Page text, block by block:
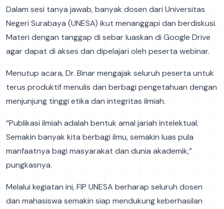
Dalam sesi tanya jawab, banyak dosen dari Universitas
Negeri Surabaya (UNESA) ikut menanggapi dan berdiskusi.
Materi dengan tanggap di sebar luaskan di Google Drive
agar dapat di akses dan dipelajari oleh peserta webinar.
Menutup acara, Dr. Binar mengajak seluruh peserta untuk
terus produktif menulis dan berbagi pengetahuan dengan
menjunjung tinggi etika dan integritas ilmiah.
“Publikasi ilmiah adalah bentuk amal jariah intelektual.
Semakin banyak kita berbagi ilmu, semakin luas pula
manfaatnya bagi masyarakat dan dunia akademik,”
pungkasnya.
Melalui kegiatan ini, FIP UNESA berharap seluruh dosen
dan mahasiswa semakin siap mendukung keberhasilan